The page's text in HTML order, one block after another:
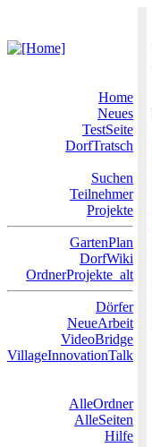
Home
Neues
TestSeite
DorfTratsch
Suchen
Teilnehmer
Projekte
GartenPlan
DorfWiki
OrdnerProjekte_alt
Dörfer
NeueArbeit
VideoBridge
VillageInnovationTalk
AlleOrdner
AlleSeiten
Hilfe